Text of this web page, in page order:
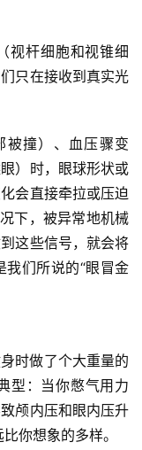
视杆细胞和视锥细
只在接收到真实光
被撞）、血压骤变
）时，眼球形状或
会直接牵拉或压迫
下，被异常地机械
这些信号，就会将
们所说的“眼冒金
时做了个大重量的
： 当你憋气用力
颅内压和眼内压升
你想象的多样。